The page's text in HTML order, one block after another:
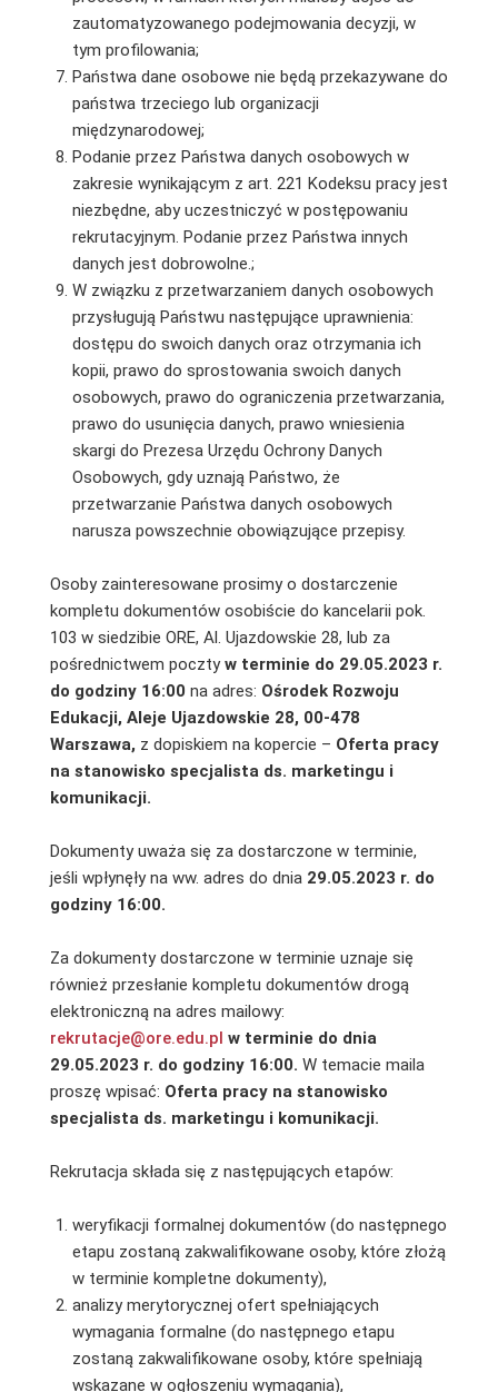
zautomatyzowanego podejmowania decyzji, w
tym profilowania;
Państwa dane osobowe nie będą przekazywane do
państwa trzeciego lub organizacji
międzynarodowej;
Podanie przez Państwa danych osobowych w
zakresie wynikającym z art. 221 Kodeksu pracy jest
niezbędne, aby uczestniczyć w postępowaniu
rekrutacyjnym. Podanie przez Państwa innych
danych jest dobrowolne.;
W związku z przetwarzaniem danych osobowych
przysługują Państwu następujące uprawnienia:
dostępu do swoich danych oraz otrzymania ich
kopii, prawo do sprostowania swoich danych
osobowych, prawo do ograniczenia przetwarzania,
prawo do usunięcia danych, prawo wniesienia
skargi do Prezesa Urzędu Ochrony Danych
Osobowych, gdy uznają Państwo, że
przetwarzanie Państwa danych osobowych
narusza powszechnie obowiązujące przepisy.
Osoby zainteresowane prosimy o dostarczenie
kompletu dokumentów osobiście do kancelarii pok.
103 w siedzibie ORE, Al. Ujazdowskie 28, lub za
pośrednictwem pocztyw terminie do 29.05.2023 r.
do godziny 16:00 na adres: Ośrodek Rozwoju
Edukacji, Aleje Ujazdowskie 28, 00-478
Warszawa, z dopiskiem na kopercie – Oferta pracy
na stanowisko specjalista ds. marketingu i
komunikacji.
Dokumenty uważa się za dostarczone w terminie,
jeśli wpłynęły na ww. adres do dnia 29.05.2023 r. do
godziny 16:00.
Za dokumenty dostarczone w terminie uznaje się
również przesłanie kompletu dokumentów drogą
elektroniczną na adres mailowy:
rekrutacje@ore.edu.pl w terminie do dnia
29.05.2023 r. do godziny 16:00. W temacie maila
proszę wpisać: Oferta pracy na stanowisko
specjalista ds. marketingu i komunikacji.
Rekrutacja składa się z następujących etapów:
weryfikacji formalnej dokumentów (do następnego
etapu zostaną zakwalifikowane osoby, które złożą
w terminie kompletne dokumenty),
analizy merytorycznej ofert spełniających
wymagania formalne (do następnego etapu
zostaną zakwalifikowane osoby, które spełniają
wskazane w ogłoszeniu wymagania),